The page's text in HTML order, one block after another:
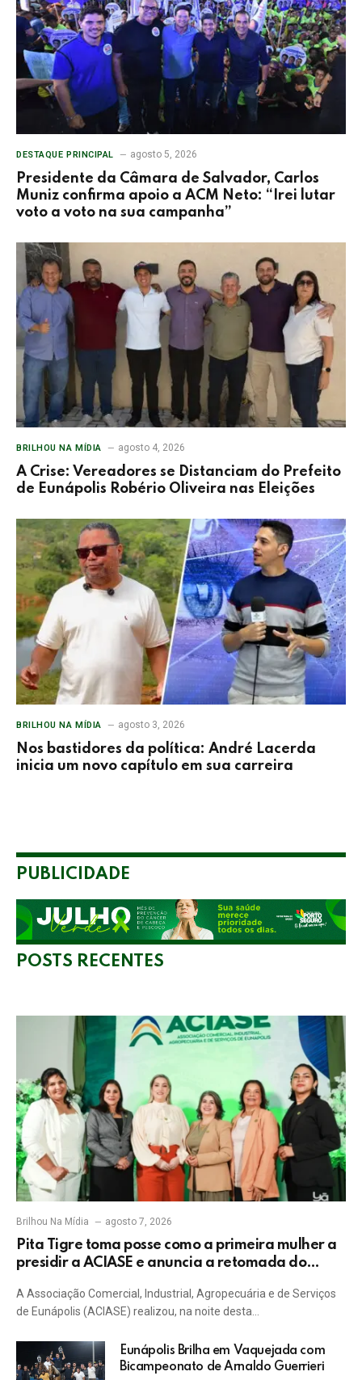
DESTAQUE PRINCIPAL agosto 5, 2026
Presidente da Câmara de Salvador, Carlos
Muniz confirma apoio a ACM Neto: “Irei lutar
voto a voto na sua campanha”
BRILHOU NA MÍDIA agosto 4, 2026
A Crise: Vereadores se Distanciam do Prefeito
de Eunápolis Robério Oliveira nas Eleições
BRILHOU NA MÍDIA agosto 3, 2026
Nos bastidores da política: André Lacerda
inicia um novo capítulo em sua carreira
PUBLICIDADE
POSTS RECENTES
Brilhou Na Mídia agosto 7, 2026
Pita Tigre toma posse como a primeira mulher a
presidir a ACIASE e anuncia a retomada do
A Associação Comercial, Industrial, Agropecuária e de Serviços
de Eunápolis (ACIASE) realizou, na noite desta…
Eunápolis Brilha em Vaquejada com
Bicampeonato de Arnaldo Guerrieri